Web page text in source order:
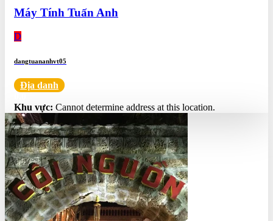
Máy Tính Tuấn Anh
D
dangtuananhvt05
Địa danh
Khu vực: Cannot determine address at this location.